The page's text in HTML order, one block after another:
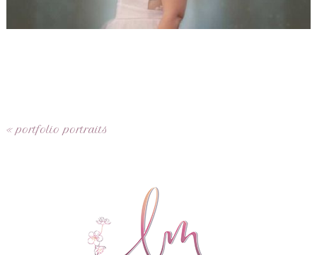
« portfolio portraits